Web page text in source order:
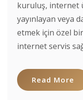
kuruluş, internet
yayınlayan veya
etmek için özel
internet servis
Read More